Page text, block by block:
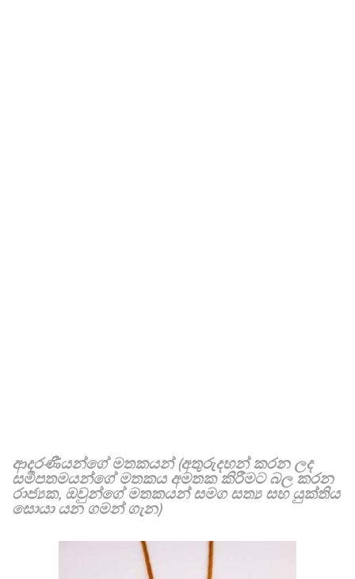
ආදරණීයන්ගේ මතකයන් (අතුරුදහන් කරන ලද
සමීපතමයන්ගේ මතකය අමතක කිරීමට බල කරන
රාජ්‍යක, ඔවුන්ගේ මතකයන් සමග සත්‍ය සහ යුක්තිය
සොයා යන ගමන් ගැන)